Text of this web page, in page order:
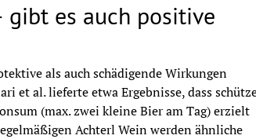
es auch positive
als auch schädigende Wirkungen
et al. lieferte etwa Ergebnisse, dass
(max. zwei kleine Bier am Tag) erzielt
Achterl Wein werden ähnliche